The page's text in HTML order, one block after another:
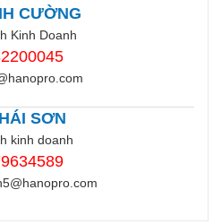
CƯỜNG
Kinh Doanh
SƠN
kinh doanh